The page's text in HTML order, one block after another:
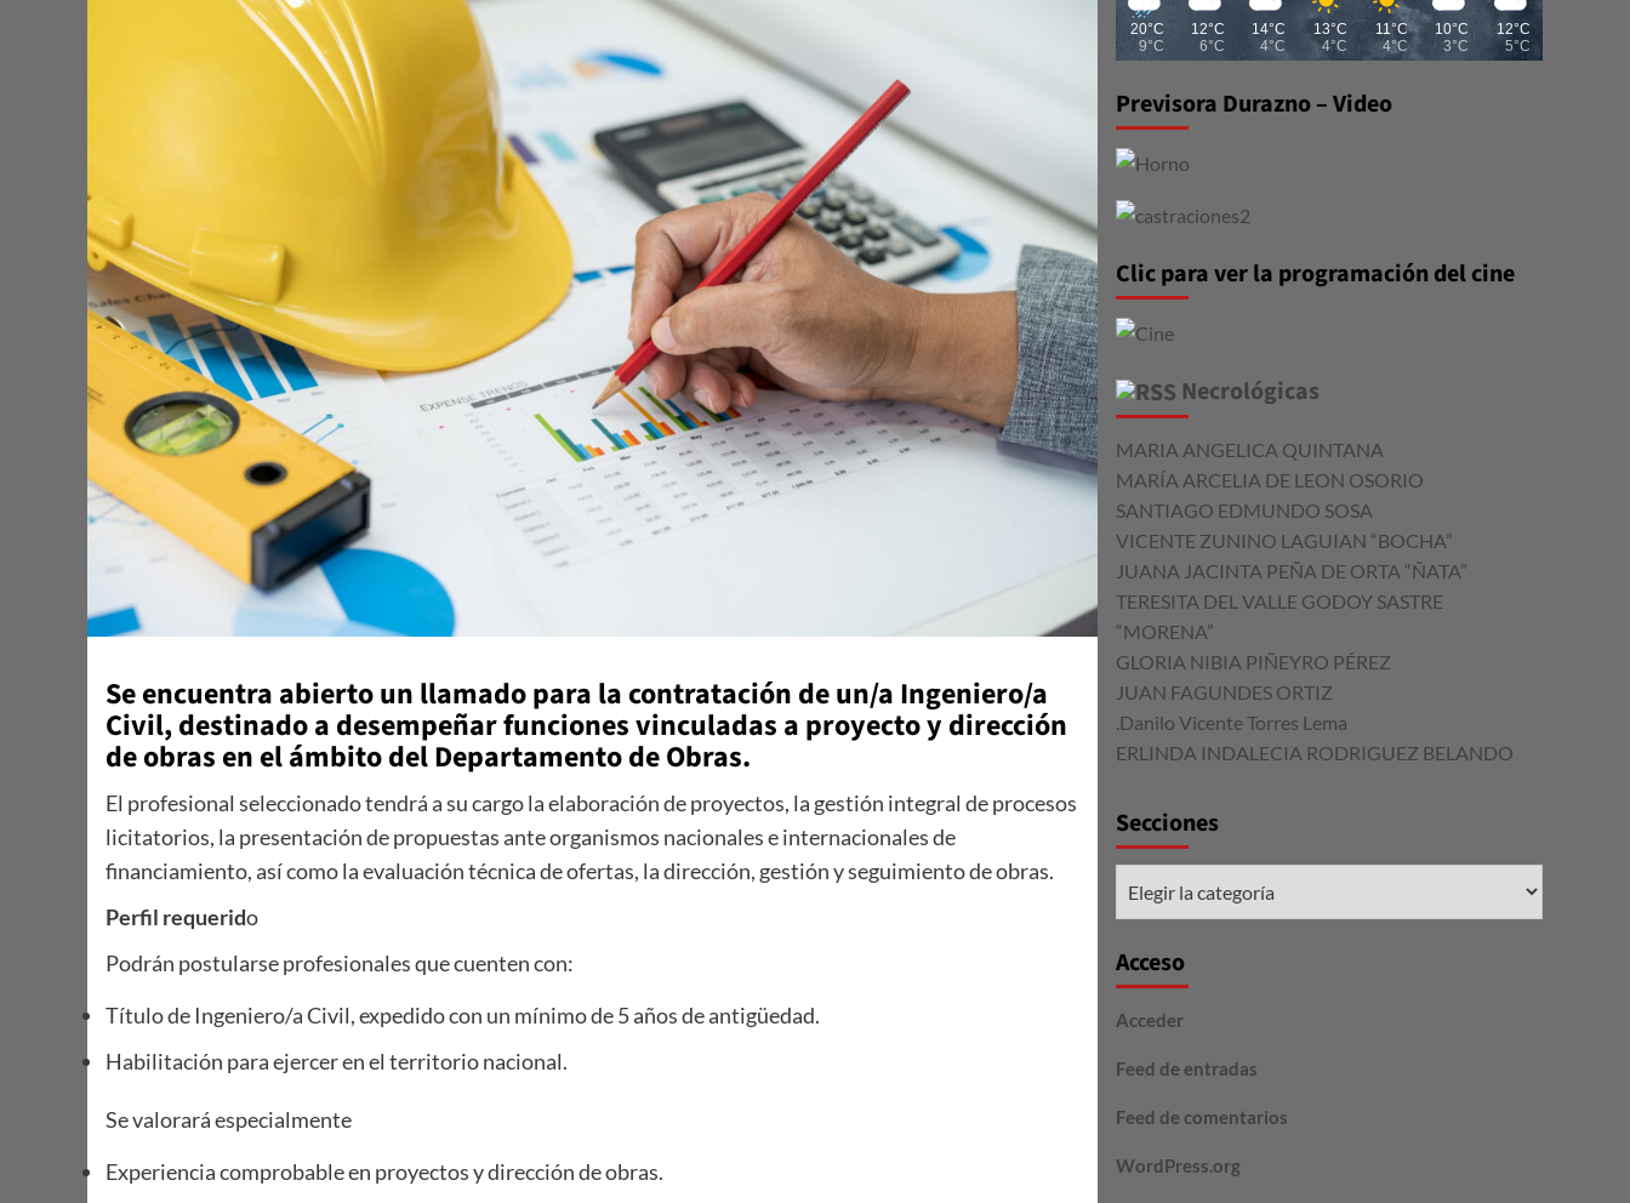
Se encuentra abierto un llamado para la contratación de un/a Ingeniero/a
Civil, destinado a desempeñar funciones vinculadas a proyecto y dirección
de obras en el ámbito del Departamento de Obras.
El profesional seleccionado tendrá a su cargo la elaboración de proyectos, la gestión integral de procesos
licitatorios, la presentación de propuestas ante organismos nacionales e internacionales de
financiamiento, así como la evaluación técnica de ofertas, la dirección, gestión y seguimiento de obras.
Perfil requerido
Podrán postularse profesionales que cuenten con:
Título de Ingeniero/a Civil, expedido con un mínimo de 5 años de antigüedad.
Habilitación para ejercer en el territorio nacional.
Se valorará especialmente
Experiencia comprobable en proyectos y dirección de obras.
20°C
9°C
12°C
6°C
14°C
4°C
13°C
4°C
11°C
4°C
10°C
3°C
12°C
5°C
Previsora Durazno – Video
Clic para ver la programación del cine
Necrológicas
MARIA ANGELICA QUINTANA
MARÍA ARCELIA DE LEON OSORIO
SANTIAGO EDMUNDO SOSA
VICENTE ZUNINO LAGUIAN “BOCHA”
JUANA JACINTA PEÑA DE ORTA “ÑATA”
TERESITA DEL VALLE GODOY SASTRE
“MORENA”
GLORIA NIBIA PIÑEYRO PÉREZ
JUAN FAGUNDES ORTIZ
.Danilo Vicente Torres Lema
ERLINDA INDALECIA RODRIGUEZ BELANDO
Secciones
Acceso
Acceder
Feed de entradas
Feed de comentarios
WordPress.org